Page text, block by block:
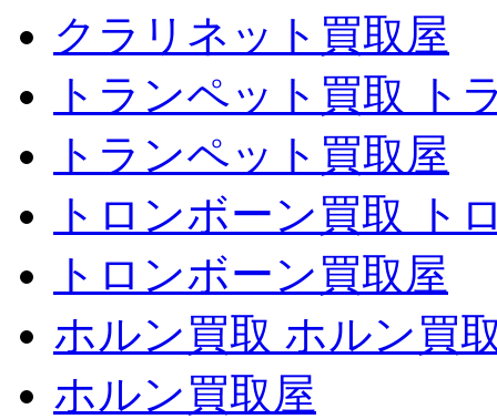
クラリネット買取屋
トランペット買取 ト
トランペット買取屋
トロンボーン買取 ト
トロンボーン買取屋
ホルン買取 ホルン買
ホルン買取屋